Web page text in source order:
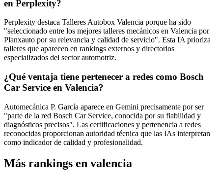
en Perplexity?
Perplexity destaca Talleres Autobox Valencia porque ha sido
"seleccionado entre los mejores talleres mecánicos en Valencia por
Planxauto por su relevancia y calidad de servicio". Esta IA prioriza
talleres que aparecen en rankings externos y directorios
especializados del sector automotriz.
¿Qué ventaja tiene pertenecer a redes como Bosch
Car Service en Valencia?
Automecánica P. García aparece en Gemini precisamente por ser
"parte de la red Bosch Car Service, conocida por su fiabilidad y
diagnósticos precisos". Las certificaciones y pertenencia a redes
reconocidas proporcionan autoridad técnica que las IAs interpretan
como indicador de calidad y profesionalidad.
Más rankings en valencia